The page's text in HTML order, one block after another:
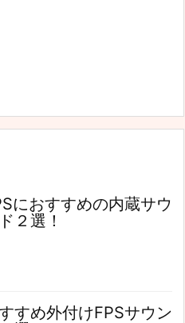
におすすめの内蔵サウ
２選！
すめ外付けFPSサウン